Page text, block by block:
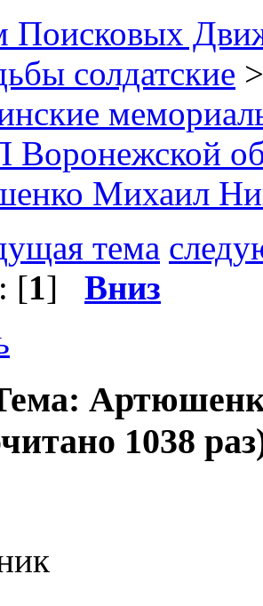
Поисковых
солдатские >
Воронежской
Михаил
тема
[1] Вниз
1038